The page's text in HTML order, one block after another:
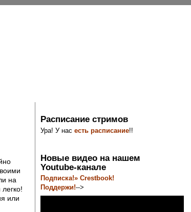
на
или
Расписание стримов
Ура! У насесть расписание!!
Новые видео на нашем
Youtube-канале
Подписка!» Crestbook!
Поддержи!-->